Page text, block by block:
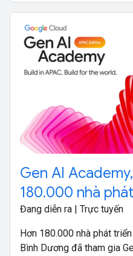
Gen AI
180.000 nhà
Đang diễn ra | Trực tuyến
Hơn 180.000 nhà phát
Bình Dương đã tham gia